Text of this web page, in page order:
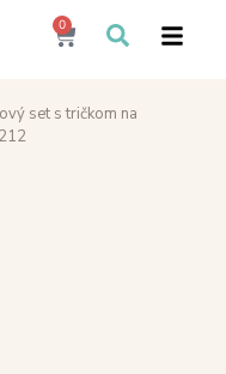
0
set s tričkom na